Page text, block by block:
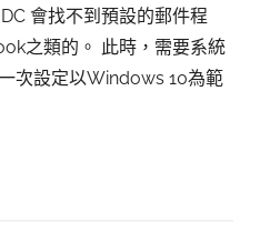
會找不到預設的郵件程
之類的。 此時，需要系統
次設定以Windows 10為範